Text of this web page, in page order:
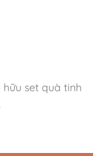
hữu set quà tinh